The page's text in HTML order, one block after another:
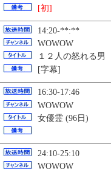
[初]
14:20-**:**
WOWOW
１２人の怒れる
[字幕]
16:30-17:46
WOWOW
女優霊 (96日)
24:10-25:10
WOWOW